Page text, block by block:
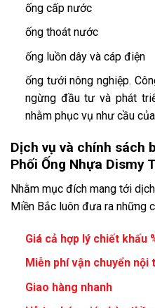
ống cấp nước
ống thoát nước
ống luồn dây và cáp điện
ống tưới nông nghiệp.
ngừng đầu tư và phát
nhằm phục vụ như cầu
Dịch vụ và chính sách
Phối Ống Nhựa Dismy
Nhằm mục đích mang tới
Miền Bắc luôn đưa ra những
Giá cả hợp lý chiết khấu
Miễn phí vận chuyển nội
Giao hàng nhanh